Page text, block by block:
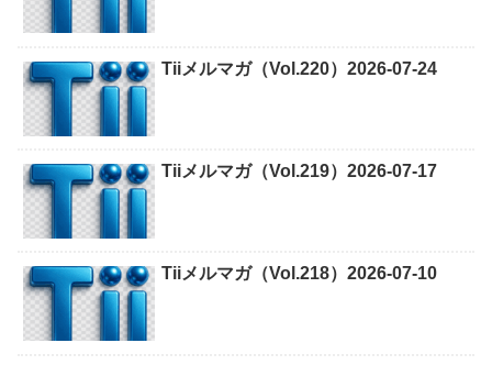
Tiiメルマガ（Vol.220）2026-07-24
Tiiメルマガ（Vol.219）2026-07-17
Tiiメルマガ（Vol.218）2026-07-10